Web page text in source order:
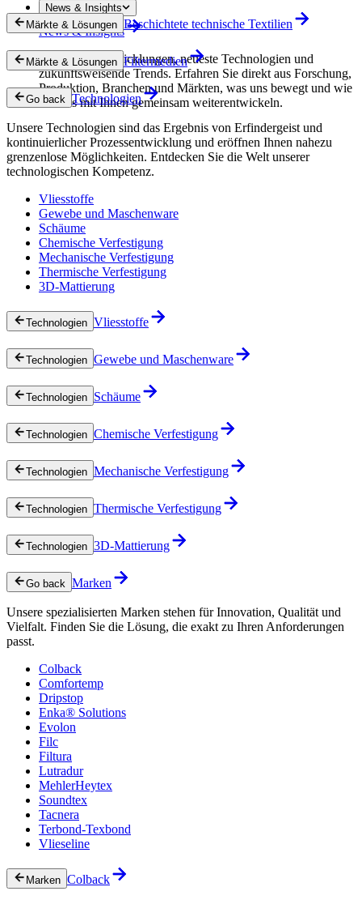
News & Insights
News & Insights
Innovative Entwicklungen, neueste Technologien und
zukunftsweisende Trends. Erfahren Sie direkt aus Forschung,
Produktion, Branchen und Märkten, was uns bewegt und wie
wir uns mit Ihnen gemeinsam weiterentwickeln.
Märkte & Lösungen Beschichtete technische Textilien
Märkte & Lösungen Filtermedien
Go back Technologien
Unsere Technologien sind das Ergebnis von Erfindergeist und
kontinuierlicher Prozessentwicklung und eröffnen Ihnen nahezu
grenzenlose Möglichkeiten. Entdecken Sie die Welt unserer
technologischen Kompetenz.
Vliesstoffe
Gewebe und Maschenware
Schäume
Chemische Verfestigung
Mechanische Verfestigung
Thermische Verfestigung
3D-Mattierung
Technologien Vliesstoffe
Technologien Gewebe und Maschenware
Technologien Schäume
Technologien Chemische Verfestigung
Technologien Mechanische Verfestigung
Technologien Thermische Verfestigung
Technologien 3D-Mattierung
Go back Marken
Unsere spezialisierten Marken stehen für Innovation, Qualität und
Vielfalt. Finden Sie die Lösung, die exakt zu Ihren Anforderungen
passt.
Colback
Comfortemp
Dripstop
Enka® Solutions
Evolon
Filc
Filtura
Lutradur
MehlerHeytex
Soundtex
Tacnera
Terbond-Texbond
Vlieseline
Marken Colback